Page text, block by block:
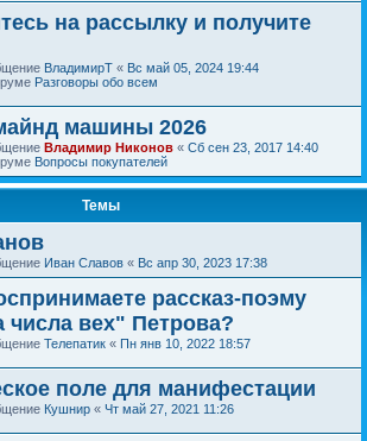
на рассылку и получите
ВладимирТ « Вс май 05, 2024 19:44
Разговоры обо всем
машины 2026
Владимир Никонов « Сб сен 23, 2017 14:40
Вопросы покупателей
Темы
Иван Славов « Вс апр 30, 2023 17:38
рассказ-поэму
числа вех" Петрова?
Телепатик « Пн янв 10, 2022 18:57
поле для манифестации
Кушнир « Чт май 27, 2021 11:26